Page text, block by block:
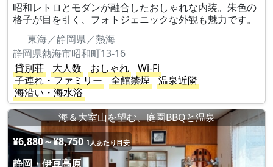
昭和レトロとモダンが融合したおしゃれな内装。朱色の
格子が目を引く、フォトジェニックな外観も魅力です。
東海／静岡県／熱海
静岡県熱海市昭和町13-16
貸別荘
大人数 おしゃれ
Wi-Fi
子連れ・ファミリー
全館禁煙
温泉近隣
海沿い・海水浴
海＆大室山を望む、庭園BBQと温泉
¥6,880～¥8,750 1人あたり目安
静岡・伊豆高原